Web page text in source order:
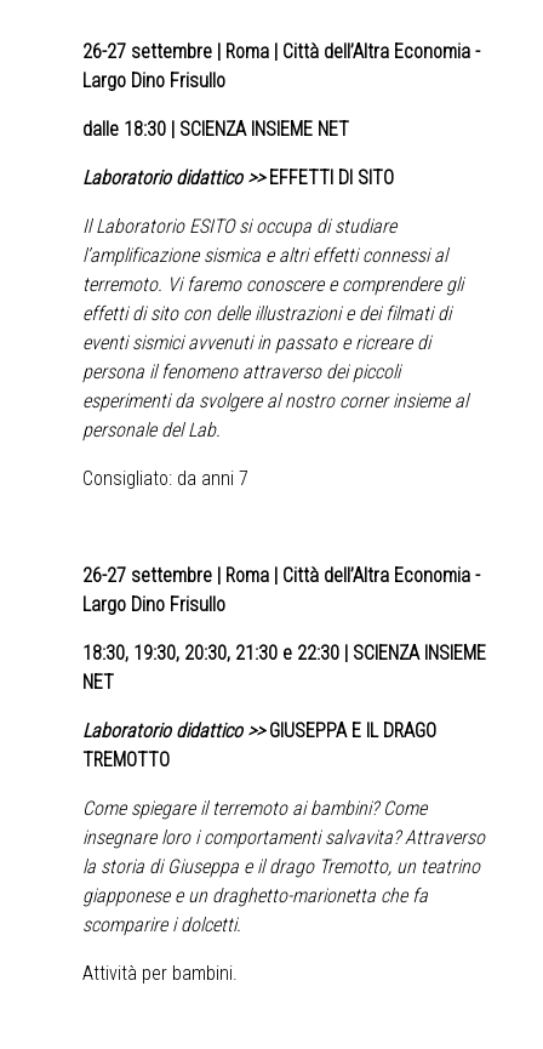
26-27 settembre | Roma | Città dell’Altra Economia -
Largo Dino Frisullo
dalle 18:30 | SCIENZA INSIEME NET
Laboratorio didattico >> EFFETTI DI SITO
Il Laboratorio ESITO si occupa di studiare
l’amplificazione sismica e altri effetti connessi al
terremoto. Vi faremo conoscere e comprendere gli
effetti di sito con delle illustrazioni e dei filmati di
eventi sismici avvenuti in passato e ricreare di
persona il fenomeno attraverso dei piccoli
esperimenti da svolgere al nostro corner insieme al
personale del Lab.
Consigliato: da anni 7
26-27 settembre | Roma | Città dell’Altra Economia -
Largo Dino Frisullo
18:30, 19:30, 20:30, 21:30 e 22:30 | SCIENZA INSIEME
NET
Laboratorio didattico >>GIUSEPPA E IL DRAGO
TREMOTTO
Come spiegare il terremoto ai bambini? Come
insegnare loro i comportamenti salvavita? Attraverso
la storia di Giuseppa e il drago Tremotto, un teatrino
giapponese e un draghetto-marionetta che fa
scomparire i dolcetti.
Attività per bambini.